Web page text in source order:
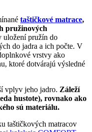
taštičkové matrace,
pružinových
uložení pružín do
do jadra a ich počte. V
vrstvy ako
ktoré dotvárajú výsledné
vplyv jeho jadro. Záleží
hustote), rovnako ako
sú materiálu.
taštičkových matracov